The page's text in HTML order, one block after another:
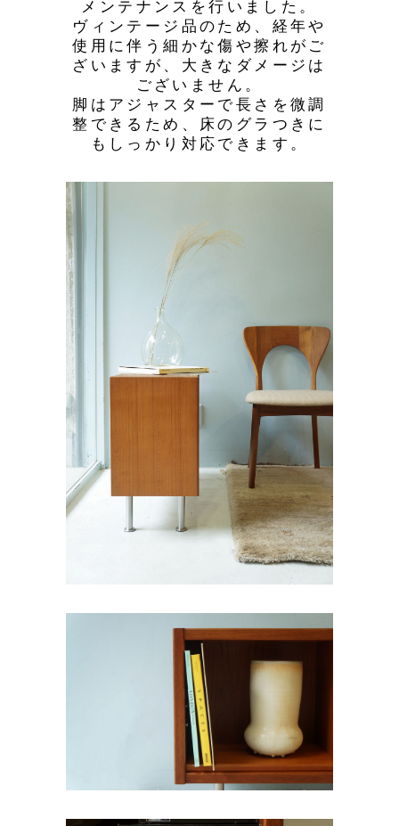
メンテナンスを行いました。
ヴィンテージ品のため、経年や
使用に伴う細かな傷や擦れがご
ざいますが、大きなダメージは
ございません。
脚はアジャスターで長さを微調
整できるため、床のグラつきに
もしっかり対応できます。